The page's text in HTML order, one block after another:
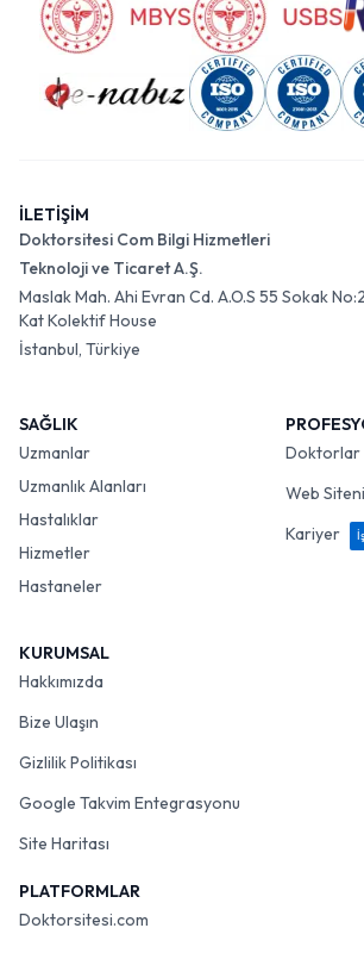
İLETİŞİM
Doktorsitesi Com Bilgi Hizmetleri
Teknoloji ve Ticaret A.Ş.
Maslak Mah. Ahi Evran Cd. A.O.S 55 Sokak
Kat Kolektif House
İstanbul, Türkiye
SAĞLIK
Uzmanlar
Uzmanlık Alanları
Hastalıklar
Hizmetler
Hastaneler
Doktorlar
Web
Kariyer
KURUMSAL
Hakkımızda
Bize Ulaşın
Gizlilik Politikası
Google Takvim Entegrasyonu
Site Haritası
PLATFORMLAR
Doktorsitesi.com